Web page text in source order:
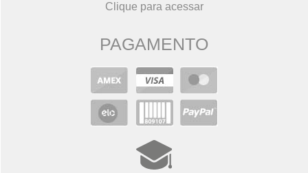
Clique para acessar
PAGAMENTO